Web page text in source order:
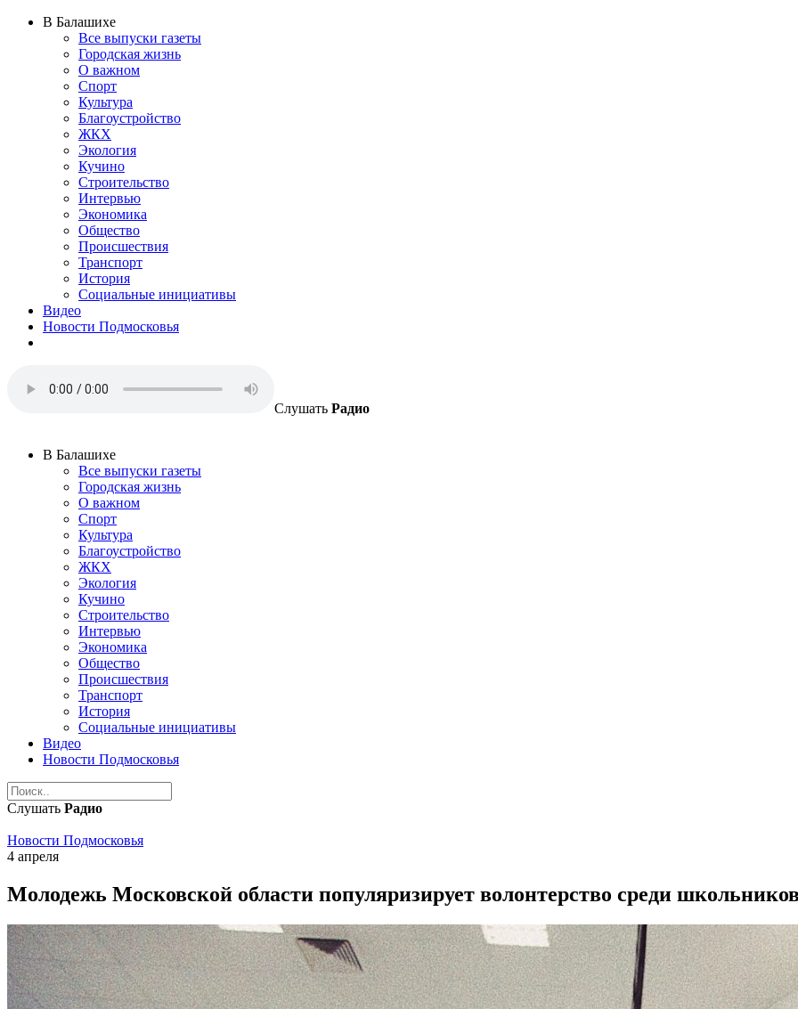
В Балашихе
Все выпуски газеты
Городская жизнь
О важном
Спорт
Культура
Благоустройство
ЖКХ
Экология
Кучино
Строительство
Интервью
Экономика
Общество
Происшествия
Транспорт
История
Социальные инициативы
Видео
Новости Подмосковья
Слушать Радио
В Балашихе
Все выпуски газеты
Городская жизнь
О важном
Спорт
Культура
Благоустройство
ЖКХ
Экология
Кучино
Строительство
Интервью
Экономика
Общество
Происшествия
Транспорт
История
Социальные инициативы
Видео
Новости Подмосковья
Слушать Радио
Новости Подмосковья
4 апреля
Молодежь Московской области популяризирует волонтерство среди